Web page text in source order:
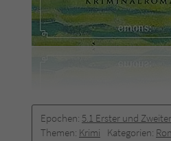
Epochen: 5.1 Erster und
Themen: Krimi Kategorien: